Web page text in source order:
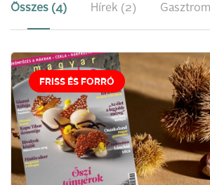
Összes (4) Hírek (2)
FRISS ÉS FORRÓ